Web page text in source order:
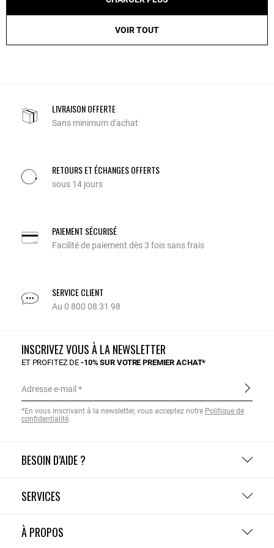
VOIR TOUT
LIVRAISON OFFERTE
Sans minimum d'achat
RETOURS ET ÉCHANGES OFFERTS
sous 14 jours
PAIEMENT SÉCURISÉ
Facilité de paiement dès 3 fois sans frais
SERVICE CLIENT
Au 0 800 08 31 98
BESOIN D’AIDE ?
SERVICES
À PROPOS
INSCRIVEZ VOUS À LA NEWSLETTER
ET PROFITEZ DE-10% SUR VOTRE PREMIER ACHAT*
Adresse e-mail
*En vous inscrivant à la newsletter, vous acceptez notre Politique de
confidentialité.